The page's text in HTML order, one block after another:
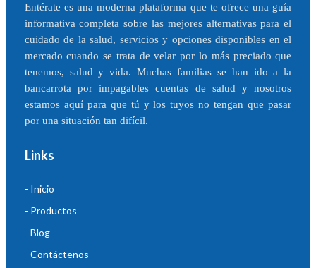
Entérate es una moderna plataforma que te ofrece una guía
informativa completa sobre las mejores alternativas para el
cuidado de la salud, servicios y opciones disponibles en el
mercado cuando se trata de velar por lo más preciado que
tenemos, salud y vida. Muchas familias se han ido a la
bancarrota por impagables cuentas de salud y nosotros
estamos aquí para que tú y los tuyos no tengan que pasar
por una situación tan difícil.
Links
- Inicio
- Productos
- Blog
- Contáctenos